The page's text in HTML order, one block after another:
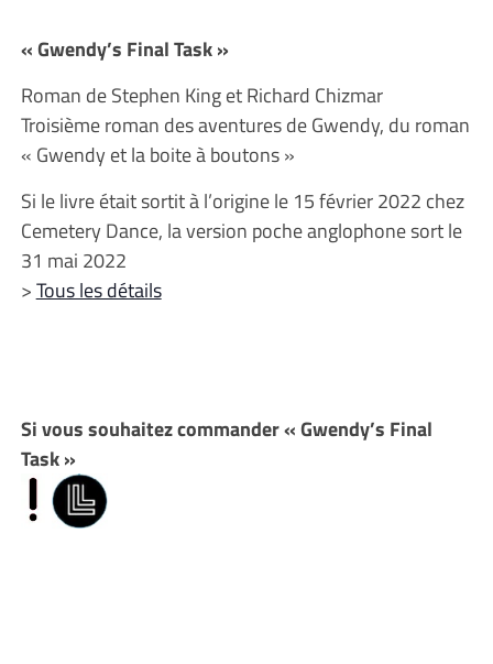
« Gwendy’s Final Task »
Roman de Stephen King et Richard Chizmar
Troisième roman des aventures de Gwendy, du roman
« Gwendy et la boite à boutons »
Si le livre était sortit à l’origine le 15 février 2022 chez
Cemetery Dance, la version poche anglophone sort le
31 mai 2022
>Tous les détails
Si vous souhaitez commander « Gwendy’s Final
Task »